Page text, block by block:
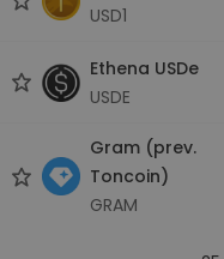
USD1
Ethena USDe
USDE
Gram (prev.
Toncoin)
GRAM